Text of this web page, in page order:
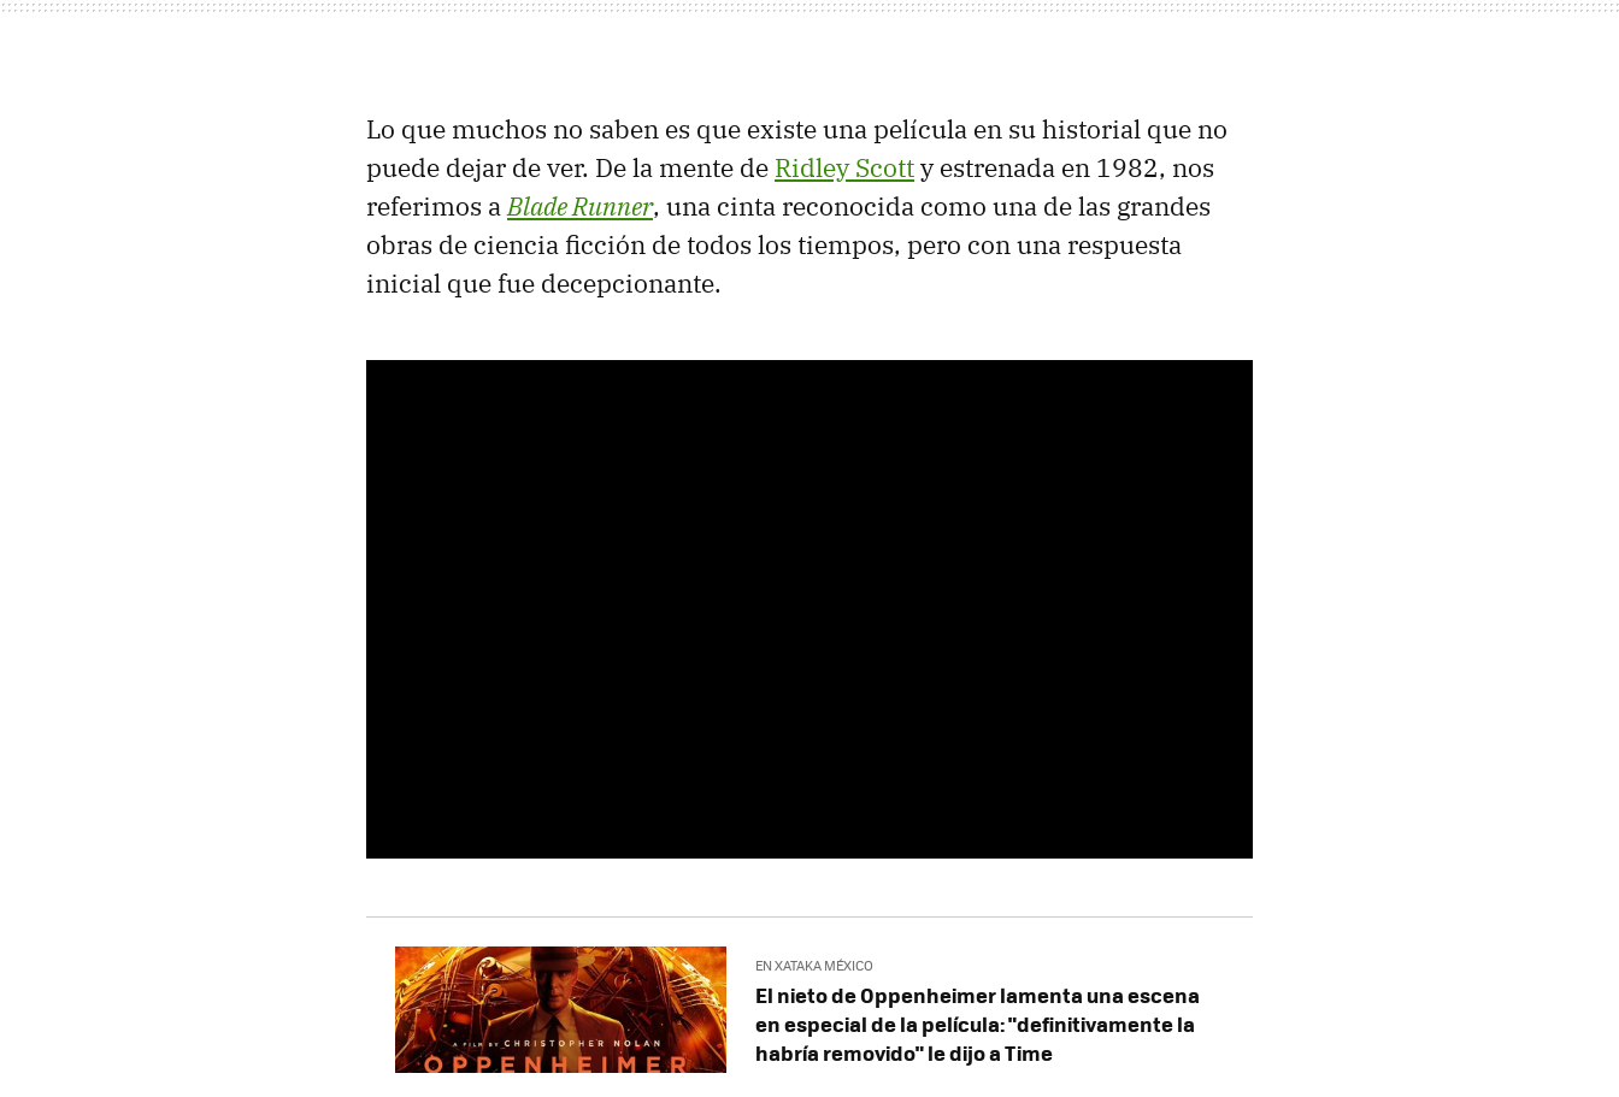
Lo que muchos no saben es que existe una película en su historial que no
puede dejar de ver. De la mente de Ridley Scotty estrenada en 1982, nos
referimos aBlade Runner, una cinta reconocida como una de las grandes
obras de ciencia ficción de todos los tiempos, pero con una respuesta
inicial que fue decepcionante.
EN XATAKA MÉXICO
El nieto de Oppenheimer lamenta una escena
en especial de la película: "definitivamente la
habría removido" le dijo a Time